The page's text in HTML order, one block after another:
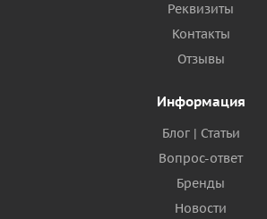
Реквизиты
Контакты
Отзывы
Информация
Блог | Статьи
Вопрос-ответ
Бренды
Новости